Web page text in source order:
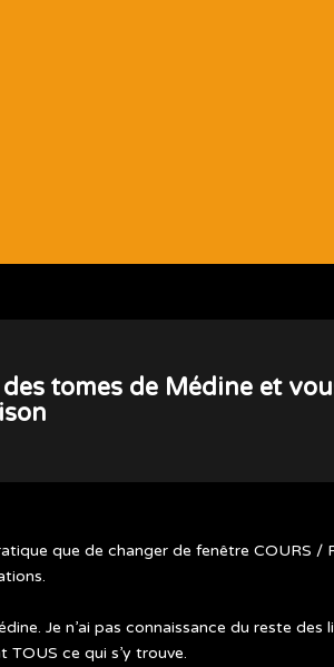
tomes de Médine et
que de changer de fenêtre COURS /
Je n’ai pas connaissance du reste des
ce qui s’y trouve.